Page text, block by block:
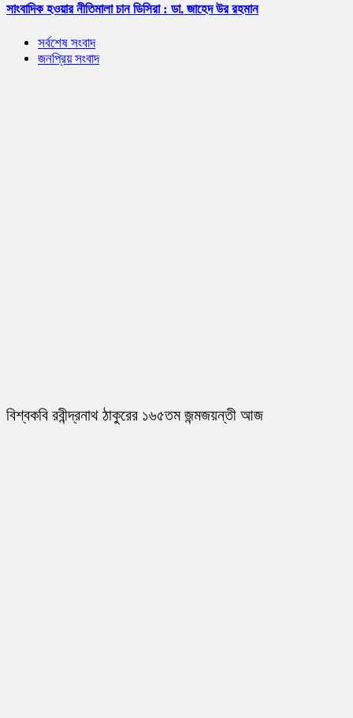
সাংবাদিক হওয়ার নীতিমালা চান ডিসিরা : ডা. জাহেদ উর রহমান
সর্বশেষ সংবাদ
জনপ্রিয় সংবাদ
বিশ্বকবি রবীন্দ্রনাথ ঠাকুরের ১৬৫তম জন্মজয়ন্তী আজ